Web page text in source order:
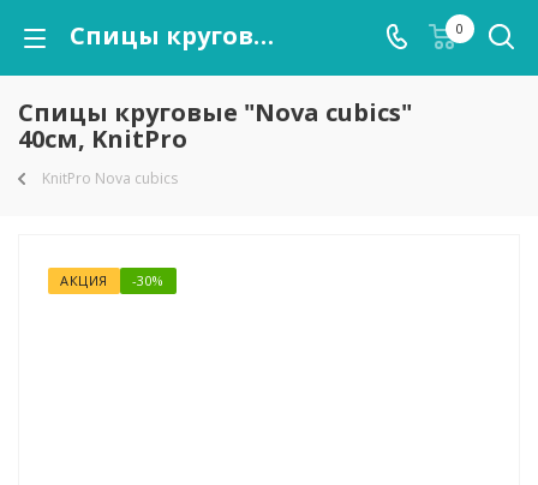
Спицы круговые "Nova cubics" 40см, KnitPro 0
Спицы круговые "Nova cubics"
40см, KnitPro
KnitPro Nova cubics
АКЦИЯ -30%